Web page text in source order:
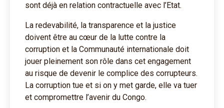
sont déjà en relation contractuelle avec l’Etat.
La redevabilité, la transparence et la justice
doivent être au cœur de la lutte contre la
corruption et la Communauté internationale doit
jouer pleinement son rôle dans cet engagement
au risque de devenir le complice des corrupteurs.
La corruption tue et si on y met garde, elle va tuer
et compromettre l’avenir du Congo.